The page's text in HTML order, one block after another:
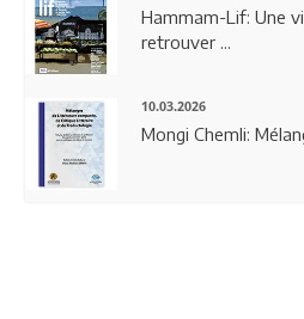
Hammam-Lif: Une
retrouver ...
10.03.2026
Mongi Chemli: